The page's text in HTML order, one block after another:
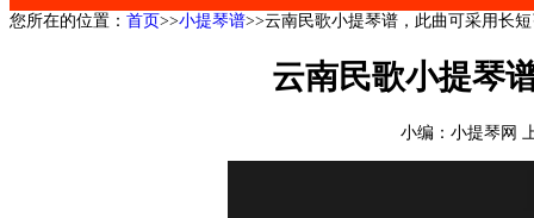
您所在的位置： 首页>>小提琴谱>>云南民歌小提琴谱，此曲可采用长
云南民歌小提琴
小编：小提琴网